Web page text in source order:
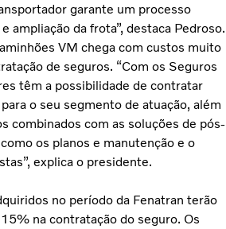
garante um processo
ampliação da frota”, destaca Pedroso.
VM chega com custos muito
de seguros. “Com os Seguros
têm a possibilidade de contratar
o seu segmento de atuação, além
combinados com as soluções de pós-
os planos e manutenção e o
explica o presidente.
no período da Fenatran terão
na contratação do seguro. Os